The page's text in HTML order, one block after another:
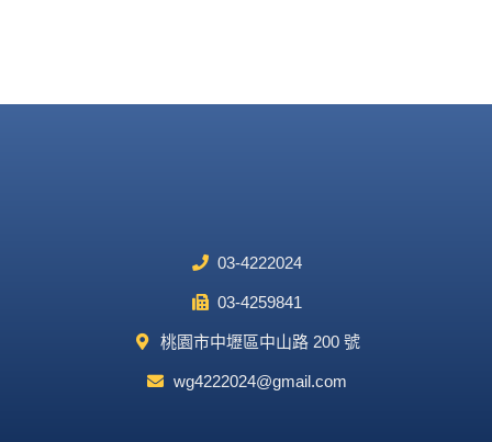
03-4222024
03-4259841
桃園市中壢區中山路 200 號
wg4222024@gmail.com